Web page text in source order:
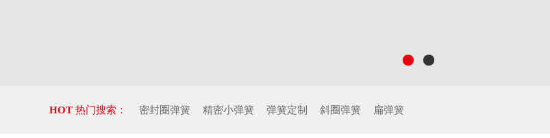
HOT 热门搜索： 密封圈弹簧 精密小弹簧 弹簧定制 斜圈弹簧 扁弹簧